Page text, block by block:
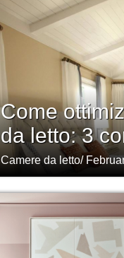
Come
da letto: 3
Camere da letto/